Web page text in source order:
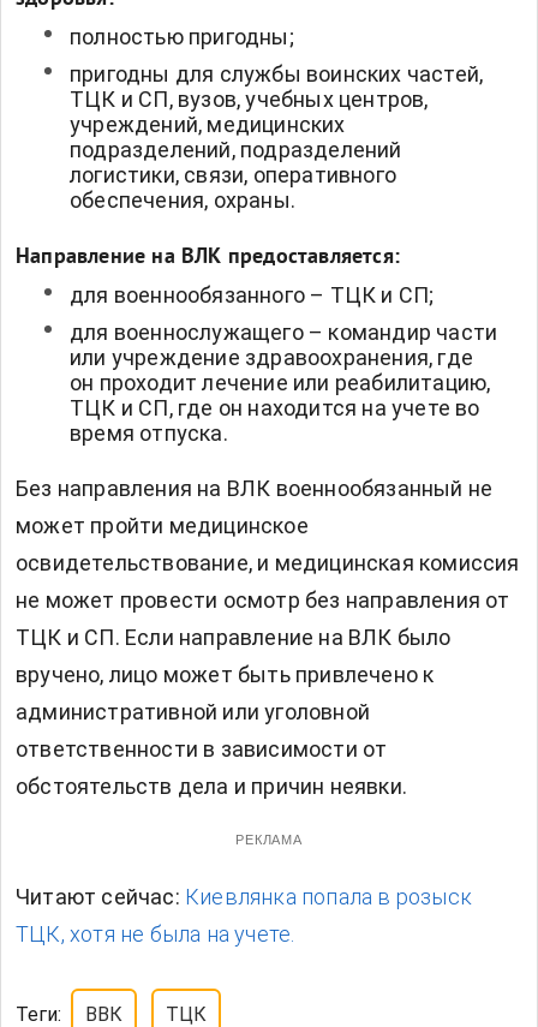
полностью пригодны;
пригодны для службы воинских частей,
ТЦК и СП, вузов, учебных центров,
учреждений, медицинских
подразделений, подразделений
логистики, связи, оперативного
обеспечения, охраны.
Направление на ВЛК предоставляется:
для военнообязанного – ТЦК и СП;
для военнослужащего – командир части
или учреждение здравоохранения, где
он проходит лечение или реабилитацию,
ТЦК и СП, где он находится на учете во
время отпуска.
Без направления на ВЛК военнообязанный не
может пройти медицинское
освидетельствование, и медицинская комиссия
не может провести осмотр без направления от
ТЦК и СП. Если направление на ВЛК было
вручено, лицо может быть привлечено к
административной или уголовной
ответственности в зависимости от
обстоятельств дела и причин неявки.
РЕКЛАМА
Читают сейчас: Киевлянка попала в розыск
ТЦК, хотя не была на учете.
Теги: ВВК ТЦК